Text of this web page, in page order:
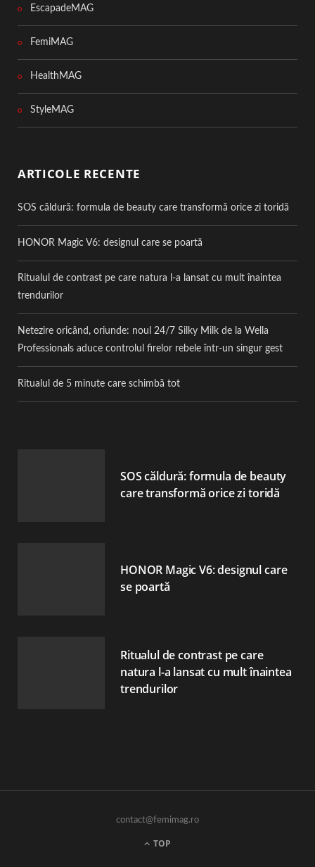
EscapadeMAG
FemiMAG
HealthMAG
StyleMAG
ARTICOLE RECENTE
SOS căldură: formula de beauty care transformă orice zi toridă
HONOR Magic V6: designul care se poartă
Ritualul de contrast pe care natura l-a lansat cu mult înaintea
trendurilor
Netezire oricând, oriunde: noul 24/7 Silky Milk de la Wella
Professionals aduce controlul firelor rebele într-un singur gest
Ritualul de 5 minute care schimbă tot
SOS căldură: formula de beauty
care transformă orice zi toridă
HONOR Magic V6: designul care
se poartă
Ritualul de contrast pe care
natura l-a lansat cu mult înaintea
trendurilor
contact@femimag.ro
TOP